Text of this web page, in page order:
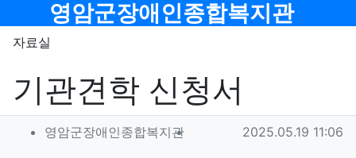
메뉴영암군장애인종합복지관
자료실
기관견학 신청서
작성자 정보
영암군장애인종합복지관작성 작성일
2025.05.19 11:06